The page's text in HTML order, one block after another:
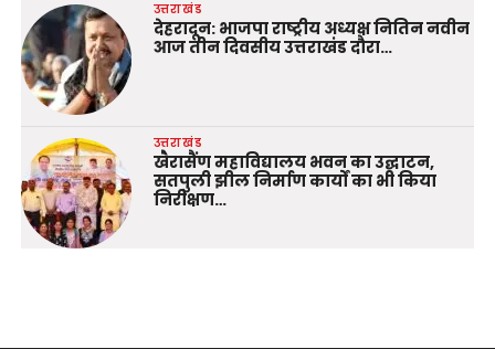
उत्तराखंड
देहरादून: भाजपा राष्ट्रीय अध्यक्ष नितिन नवीन
आज तीन दिवसीय उत्तराखंड दौरा…
उत्तराखंड
खैरासैंण महाविद्यालय भवन का उद्घाटन,
सतपुली झील निर्माण कार्यों का भी किया
निरीक्षण…